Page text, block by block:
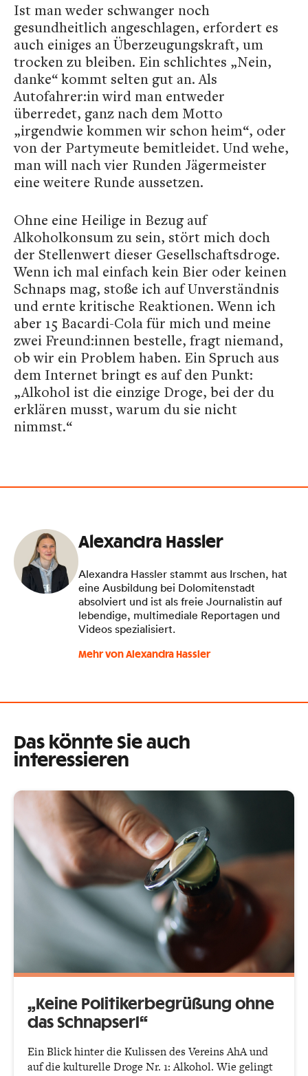
Ist man weder schwanger noch
gesundheitlich angeschlagen, erfordert es
auch einiges an Überzeugungskraft, um
trocken zu bleiben. Ein schlichtes „Nein,
danke“ kommt selten gut an. Als
Autofahrer:in wird man entweder
überredet, ganz nach dem Motto
„irgendwie kommen wir schon heim“, oder
von der Partymeute bemitleidet. Und wehe,
man will nach vier Runden Jägermeister
eine weitere Runde aussetzen.
Ohne eine Heilige in Bezug auf
Alkoholkonsum zu sein, stört mich doch
der Stellenwert dieser Gesellschaftsdroge.
Wenn ich mal einfach kein Bier oder keinen
Schnaps mag, stoße ich auf Unverständnis
und ernte kritische Reaktionen. Wenn ich
aber 15 Bacardi-Cola für mich und meine
zwei Freund:innen bestelle, fragt niemand,
ob wir ein Problem haben. Ein Spruch aus
dem Internet bringt es auf den Punkt:
„Alkohol ist die einzige Droge, bei der du
erklären musst, warum du sie nicht
nimmst.“
Alexandra Hassler
Alexandra Hassler stammt aus Irschen, hat
eine Ausbildung bei Dolomitenstadt
absolviert und ist als freie Journalistin auf
lebendige, multimediale Reportagen und
Videos spezialisiert.
Mehr von Alexandra Hassler
Das könnte Sie auch
interessieren
„Keine Politikerbegrüßung ohne
das Schnapserl“
Ein Blick hinter die Kulissen des Vereins AhA und
auf die kulturelle Droge Nr. 1: Alkohol. Wie gelingt